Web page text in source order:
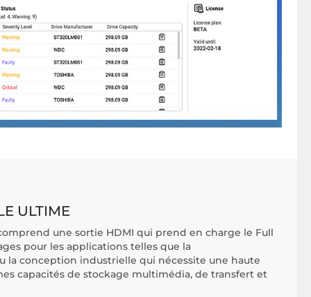
ULTIME
comprend une sortie HDMI qui prend en charge le Full
pour les applications telles que la
la conception industrielle qui nécessite une haute
capacités de stockage multimédia, de transfert et